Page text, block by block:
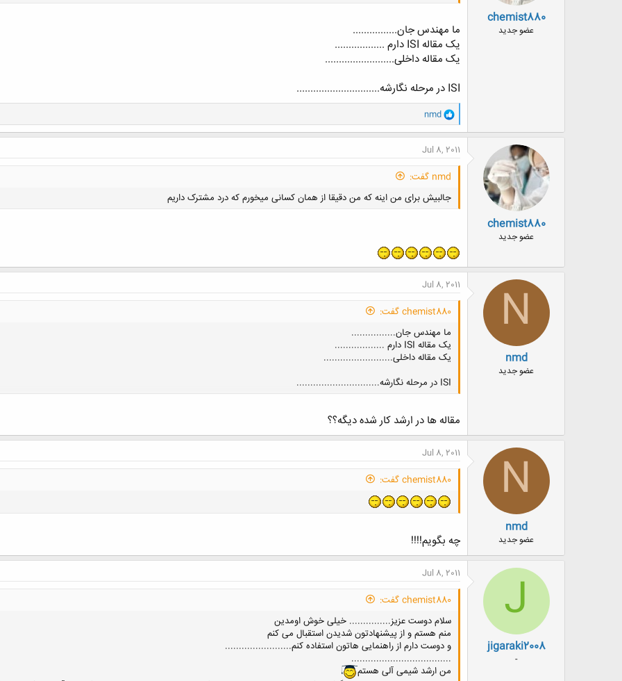
chemist880
عضو جدید
ما مهندس جان................
یک مقاله ISI دارم ..................
یک مقاله داخلی.........................
ISI در مرحله نگارشه..............................
و
ا
ک
ن
ش
ا
:
nmd
chemist880
عضو جدید
Jul 8, 2011
nmd گفت:
جالبیش برای من اینه که من دقیقا از همان کسانی میخورم که درد مشترک داریم
N
nmd
عضو جدید
Jul 8, 2011
chemist880 گفت:
ما مهندس جان................
یک مقاله ISI دارم ..................
یک مقاله داخلی.........................
ISI در مرحله نگارشه..............................
مقاله ها در ارشد کار شده دیگه؟؟
N
nmd
عضو جدید
Jul 8, 2011
chemist880 گفت:
چه بگویم!!!!
J
jigaraki2008
-
Jul 8, 2011
chemist880 گفت:
سلام دوست عزیز............... خیلی خوش اومدین
منم هستم و از پیشنهادتون شدیدن استقبال می کنم
و دوست دارم از راهنمایی هاتون استفاده کنم........................
....................................
من ارشد شیمی آلی هستم